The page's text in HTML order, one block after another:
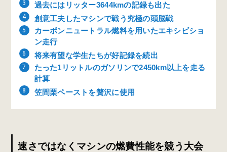
過去にはリッター3644kmの記録も出た
創意工夫したマシンで戦う究極の頭脳戦
カーボンニュートラル燃料を用いたエキシビショ
ン走行
将来有望な学生たちが好記録を続出
たった1リットルのガソリンで2450km以上を走る
計算
笠間栗ペーストを贅沢に使用
速さではなくマシンの燃費性能を競う大会